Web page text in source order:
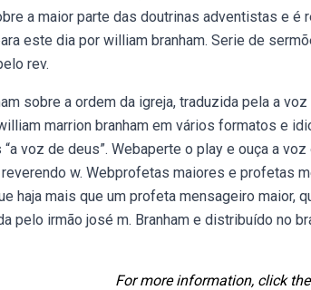
a maior parte das doutrinas adventistas e é
este dia por william branham. Serie de
rev.
sobre a ordem da igreja, traduzida pela a
marrion branham em vários formatos e
voz de deus”. Webaperte o play e ouça a
w. Webprofetas maiores e profetas
haja mais que um profeta mensageiro maior,
pelo irmão josé m. Branham e distribuído no
For more information, click